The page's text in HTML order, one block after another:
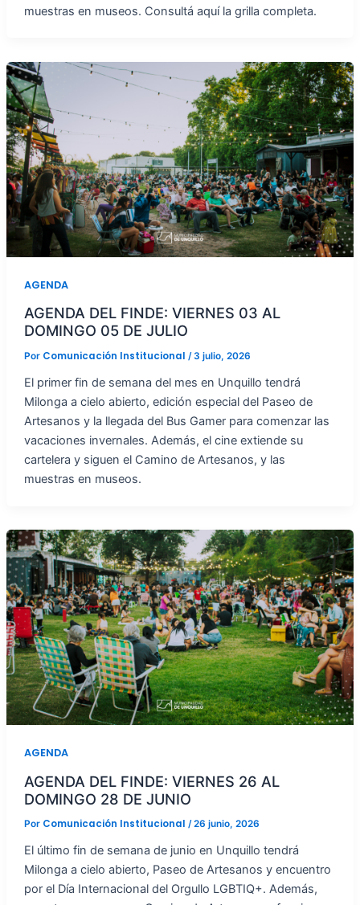
muestras en museos. Consultá aquí la grilla completa.
AGENDA
AGENDA DEL FINDE: VIERNES 03 AL
DOMINGO 05 DE JULIO
Por Comunicación Institucional /3 julio, 2026
El primer fin de semana del mes en Unquillo tendrá
Milonga a cielo abierto, edición especial del Paseo de
Artesanos y la llegada del Bus Gamer para comenzar las
vacaciones invernales. Además, el cine extiende su
cartelera y siguen el Camino de Artesanos, y las
muestras en museos.
AGENDA
AGENDA DEL FINDE: VIERNES 26 AL
DOMINGO 28 DE JUNIO
Por Comunicación Institucional /26 junio, 2026
El último fin de semana de junio en Unquillo tendrá
Milonga a cielo abierto, Paseo de Artesanos y encuentro
por el Día Internacional del Orgullo LGBTIQ+. Además,